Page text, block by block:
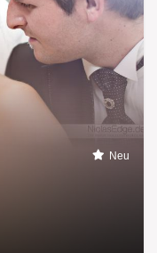
Neu